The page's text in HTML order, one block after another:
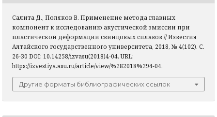
Салита Д., Поляков В. Применение метода главных
компонент к исследованию акустической эмиссии при
пластической деформации свинцовых сплавов // Известия
Алтайского государственного университета, 2018, № 4(102). С.
26-30 DOI: 10.14258/izvasu(2018)4-04. URL:
https://izvestiya.asu.ru/article/view/%282018%294-04.
Другие форматы библиографических ссылок